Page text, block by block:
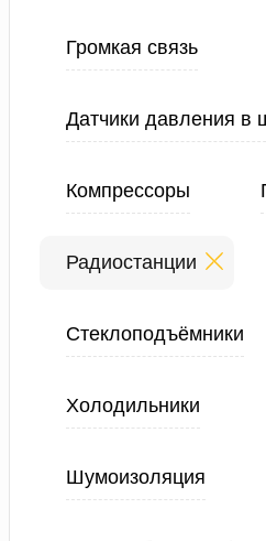
Громкая связь
Датчики давления в
Компрессоры
Радиостанции
Стеклоподъёмники
Холодильники
Шумоизоляция